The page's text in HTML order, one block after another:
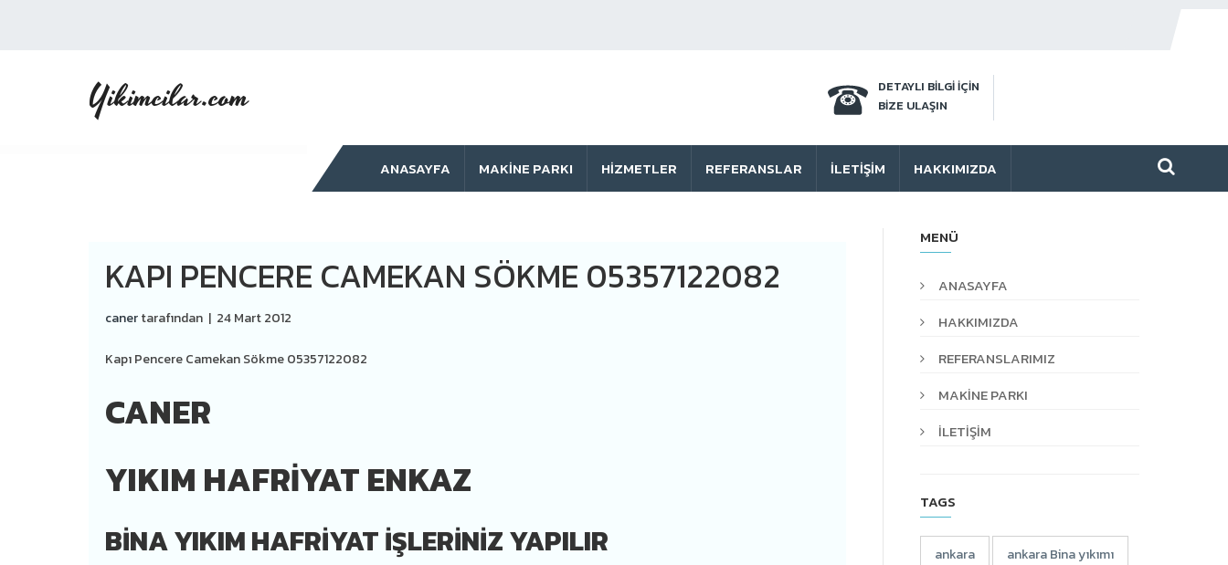
Yikimcilar.com
DETAYLI BİLGİ İÇİN
BİZE ULAŞIN
ANASAYFA MAKINE PARKI HIZMETLER REFERANSLAR İLETIŞIM HAKKIMIZDA
KAPI PENCERE CAMEKAN SÖKME 05357122082
canertarafından | 24 Mart 2012
Kapı Pencere Camekan Sökme 05357122082
CANER
YIKIM HAFRİYAT ENKAZ
BİNA YIKIM HAFRİYAT İŞLERİNİZ YAPILIR
MENÜ
ANASAYFA
HAKKIMIZDA
REFERANSLARIMIZ
MAKİNE PARKI
İLETİŞİM
TAGS
ankara ankara Bina yıkımı